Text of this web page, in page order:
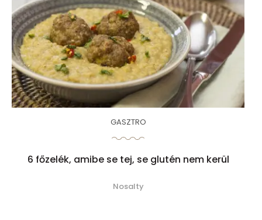
GASZTRO
6 főzelék, amibe se tej, se glutén nem kerül
Nosalty